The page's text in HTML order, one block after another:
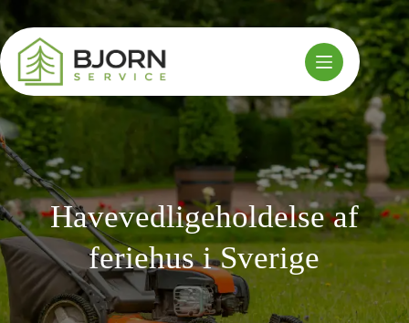
til
indhold
Havevedligeholdelse af
feriehus i Sverige